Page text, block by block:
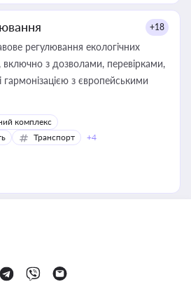
+18
регулювання екологічних
з дозволами, перевірками,
гармонізацією з європейськими
комплекс
Транспорт +4